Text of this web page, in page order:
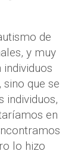
de
y muy
que se
individuos,
en
lo hizo